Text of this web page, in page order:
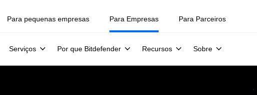
Para pequenas empresas Para Empresas
Serviços Por que Bitdefender Recursos Sobre
Para Parceiros